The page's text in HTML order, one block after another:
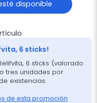
disponible
6 sticks!
6 sticks (valorado
tres unidades por
existencias.
de esta promoción